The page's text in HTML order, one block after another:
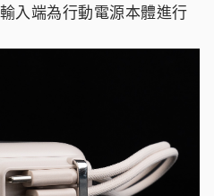
入端為行動電源本體進行